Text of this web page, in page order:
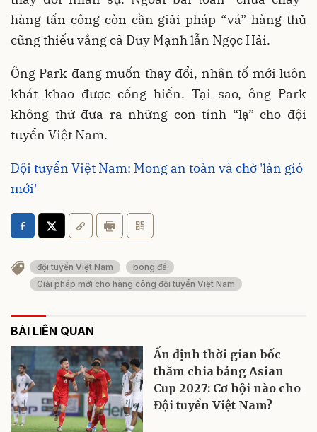
hàng tấn công còn cần giải pháp “vá” hàng thủ
cũng thiếu vắng cả Duy Mạnh lẫn Ngọc Hải.
Ông Park đang muốn thay đổi, nhân tố mới luôn
khát khao được cống hiến. Tại sao, ông Park
không thử đưa ra những con tính “lạ” cho đội
tuyển Việt Nam.
Đội tuyển Việt Nam: Mong an toàn và chờ 'làn gió
mới'
đội tuyển Việt Nam
bóng đá
Giải pháp mới cho hàng công đội tuyển Việt Nam
BÀI LIÊN QUAN
Ấn định thời gian bốc
thăm chia bảng Asian
Cup 2027: Cơ hội nào cho
Đội tuyển Việt Nam?